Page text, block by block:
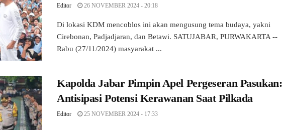
Editor 26 NOVEMBER 2024 - 20:18
Di lokasi KDM mencoblos ini akan mengusung tema budaya, yakni
Cirebonan, Padjadjaran, dan Betawi. SATUJABAR, PURWAKARTA --
Rabu (27/11/2024) masyarakat ...
Kapolda Jabar Pimpin Apel Pergeseran Pasukan:
Antisipasi Potensi Kerawanan Saat Pilkada
Editor 25 NOVEMBER 2024 - 17:33